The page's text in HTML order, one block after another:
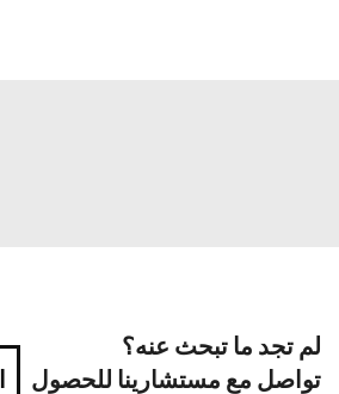
لم تجد ما تبحث عنه؟
تواصل مع مستشارينا للحصول